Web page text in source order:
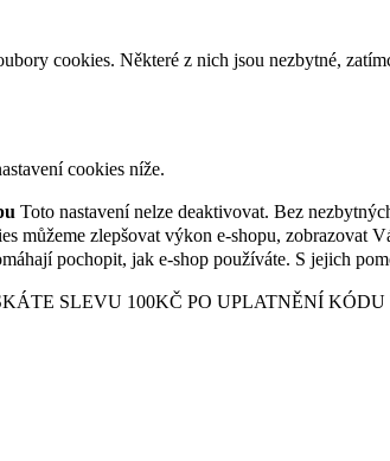
cookies. Některé z nich jsou nezbytné,
cookies níže.
Toto nastavení nelze deaktivovat. Bez
můžeme zlepšovat výkon e-shopu, zobrazovat
pochopit, jak e-shop používáte. S jejich
SLEVU 100KČ PO UPLATNĚNÍ KÓDU